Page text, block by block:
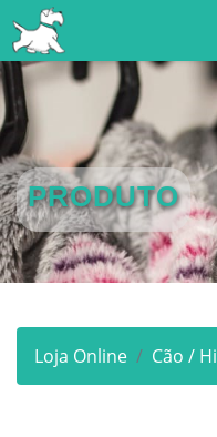
PRODUTO
Loja Online Cão /